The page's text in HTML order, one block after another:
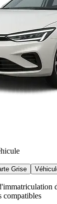
Grise
compatibles